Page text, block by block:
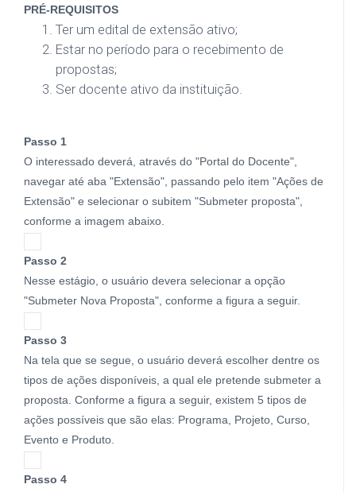
PRÉ-REQUISITOS
Ter um edital de extensão ativo;
Estar no período para o recebimento de
propostas;
Ser docente ativo da instituição.
Passo 1
O interessado deverá, através do "Portal do Docente",
navegar até aba "Extensão", passando pelo item "Ações de
Extensão" e selecionar o subitem "Submeter proposta",
conforme a imagem abaixo.
Passo 2
Nesse estágio, o usuário devera selecionar a opção
"Submeter Nova Proposta", conforme a figura a seguir.
Passo 3
Na tela que se segue, o usuário deverá escolher dentre os
tipos de ações disponíveis, a qual ele pretende submeter a
proposta. Conforme a figura a seguir, existem 5 tipos de
ações possíveis que são elas: Programa, Projeto, Curso,
Evento e Produto.
Passo 4